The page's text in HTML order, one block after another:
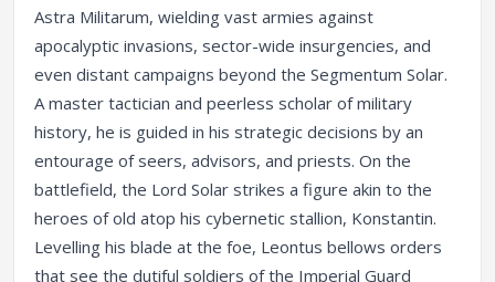
Astra Militarum, wielding vast armies against
apocalyptic invasions, sector-wide insurgencies, and
even distant campaigns beyond the Segmentum Solar.
A master tactician and peerless scholar of military
history, he is guided in his strategic decisions by an
entourage of seers, advisors, and priests. On the
battlefield, the Lord Solar strikes a figure akin to the
heroes of old atop his cybernetic stallion, Konstantin.
Levelling his blade at the foe, Leontus bellows orders
that see the dutiful soldiers of the Imperial Guard